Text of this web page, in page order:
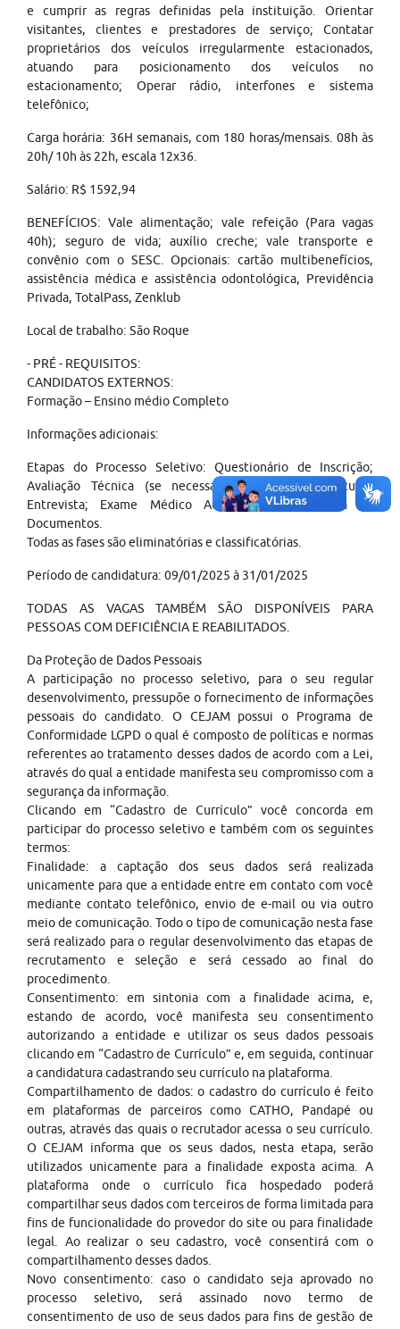
e cumprir as regras definidas pela instituição. Orientar
visitantes, clientes e prestadores de serviço; Contatar
proprietários dos veículos irregularmente estacionados,
atuando para posicionamento dos veículos no
estacionamento; Operar rádio, interfones e sistema
telefônico;
Carga horária: 36H semanais, com 180 horas/mensais. 08h às
20h/ 10h às 22h, escala 12x36.
Salário: R$ 1592,94
BENEFÍCIOS: Vale alimentação; vale refeição (Para vagas
40h); seguro de vida; auxílio creche; vale transporte e
convênio com o SESC. Opcionais: cartão multibenefícios,
assistência médica e assistência odontológica, Previdência
Privada, TotalPass, Zenklub
Local de trabalho: São Roque
- PRÉ - REQUISITOS:
CANDIDATOS EXTERNOS:
Formação – Ensino médio Completo
Informações adicionais:
Etapas do Processo Seletivo: Questionário de Inscrição;
Avaliação Técnica (se necessário); Avaliação Curricular;
Entrevista; Exame Médico Admissional e Entrega de
Documentos.
Todas as fases são eliminatórias e classificatórias.
Período de candidatura: 09/01/2025 à 31/01/2025
TODAS AS VAGAS TAMBÉM SÃO DISPONÍVEIS PARA
PESSOAS COM DEFICIÊNCIA E REABILITADOS.
Da Proteção de Dados Pessoais
A participação no processo seletivo, para o seu regular
desenvolvimento, pressupõe o fornecimento de informações
pessoais do candidato. O CEJAM possui o Programa de
Conformidade LGPD o qual é composto de políticas e normas
referentes ao tratamento desses dados de acordo com a Lei,
através do qual a entidade manifesta seu compromisso com a
segurança da informação.
Clicando em “Cadastro de Currículo” você concorda em
participar do processo seletivo e também com os seguintes
termos:
Finalidade: a captação dos seus dados será realizada
unicamente para que a entidade entre em contato com você
mediante contato telefônico, envio de e-mail ou via outro
meio de comunicação. Todo o tipo de comunicação nesta fase
será realizado para o regular desenvolvimento das etapas de
recrutamento e seleção e será cessado ao final do
procedimento.
Consentimento: em sintonia com a finalidade acima, e,
estando de acordo, você manifesta seu consentimento
autorizando a entidade e utilizar os seus dados pessoais
clicando em “Cadastro de Currículo” e, em seguida, continuar
a candidatura cadastrando seu currículo na plataforma.
Compartilhamento de dados: o cadastro do currículo é feito
em plataformas de parceiros como CATHO, Pandapé ou
outras, através das quais o recrutador acessa o seu currículo.
O CEJAM informa que os seus dados, nesta etapa, serão
utilizados unicamente para a finalidade exposta acima. A
plataforma onde o currículo fica hospedado poderá
compartilhar seus dados com terceiros de forma limitada para
fins de funcionalidade do provedor do site ou para finalidade
legal. Ao realizar o seu cadastro, você consentirá com o
compartilhamento desses dados.
Novo consentimento: caso o candidato seja aprovado no
processo seletivo, será assinado novo termo de
consentimento de uso de seus dados para fins de gestão de